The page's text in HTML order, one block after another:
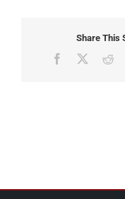
Share This
Facebook